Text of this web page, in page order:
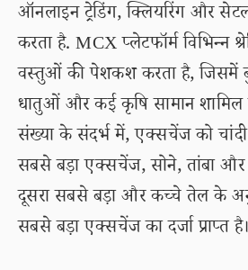
ऑनलाइन ट्रेडिंग, क्लियरिंग और
करता है. MCX प्लेटफॉर्म विभिन्न
वस्तुओं की पेशकश करता है, जिसमें
धातुओं और कई कृषि सामान शामिल
संख्या के संदर्भ में, एक्सचेंज को
सबसे बड़ा एक्सचेंज, सोने, तांबा और
दूसरा सबसे बड़ा और कच्चे तेल के
सबसे बड़ा एक्सचेंज का दर्जा प्राप्त है।